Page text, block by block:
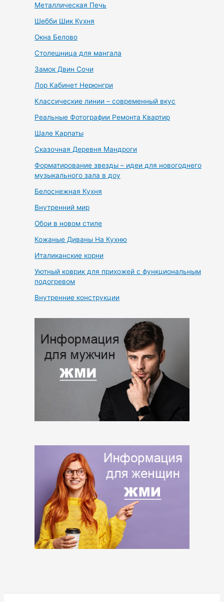
Металлическая Печь
Шебби Шик Кухня
Окна Белово
Столешница для мангала
Замок Двин Сочи
Лор Кабинет Нерюнгри
Классические линии – современный вкус
Реальные Фотографии Ремонта Квартир
Шале Карпаты
Сказочная Деревня Мандроги
Форматирование звезды – идеи для новогоднего
музыкального зала в доу
Белоснежная Кухня
Внутренний мир
Обои в новом стиле
Кожаные Диваны На Кухню
Италиканские корни
Уютный коврик для прихожей с функциональным
подогревом
Внутренние конструкции